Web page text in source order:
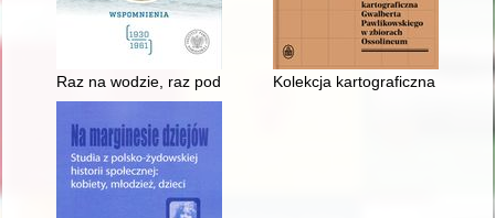
Raz na wodzie, raz pod wodą : wspomnienia : (1930-1961)
Kolekcja kartograficzna